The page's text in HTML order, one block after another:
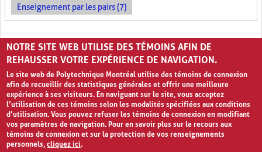
Enseignement par les pairs (7)
PAGES
« ‹ 1 2 3 4 › »
NOTRE SITE WEB UTILISE DES TÉMOINS AFIN DE
REHAUSSER VOTRE EXPÉRIENCE DE NAVIGATION.
Le site web de Polytechnique Montréal utilise des témoins de connexion
afin de recueillir des statistiques générales et offrir une meilleure
expérience à ses visiteurs. En naviguant sur le site, vous acceptez
l’utilisation de ces témoins selon les modalités spécifiées aux conditions
d’utilisation. Vous pouvez refuser les témoins de connexion en modifiant
vos paramètres de navigation. Pour en savoir plus sur le recours aux
témoins de connexion et sur la protection de vos renseignements
personnels,cliquez ici.